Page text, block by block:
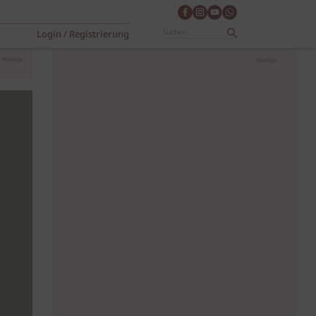
Login / Registrierung
Anzeige Anzeige